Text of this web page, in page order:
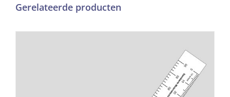
Gerelateerde producten